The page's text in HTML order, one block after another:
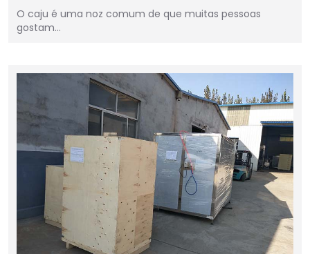
O caju é uma noz comum de que muitas pessoas
gostam…